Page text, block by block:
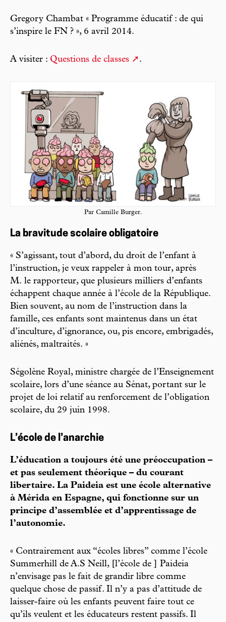
Gregory Chambat « Programme éducatif : de qui
s’inspire le FN ? », 6 avril 2014.
A visiter : Questions de classes .
Par Camille Burger.
La bravitude scolaire obligatoire
« S’agissant, tout d’abord, du droit de l’enfant à
l’instruction, je veux rappeler à mon tour, après
M. le rapporteur, que plusieurs milliers d’enfants
échappent chaque année à l’école de la République.
Bien souvent, au nom de l’instruction dans la
famille, ces enfants sont maintenus dans un état
d’inculture, d’ignorance, ou, pis encore, embrigadés,
aliénés, maltraités. »
Ségolène Royal, ministre chargée de l’Enseignement
scolaire, lors d’une séance au Sénat, portant sur le
projet de loi relatif au renforcement de l’obligation
scolaire, du 29 juin 1998.
L’école de l’anarchie
L’éducation a toujours été une préoccupation –
et pas seulement théorique – du courant
libertaire. La Paideia est une école alternative
à Mérida en Espagne, qui fonctionne sur un
principe d’assemblée et d’apprentissage de
l’autonomie.
« Contrairement aux “écoles libres” comme l’école
Summerhill de A.S Neill, [l’école de ] Paideia
n’envisage pas le fait de grandir libre comme
quelque chose de passif. Il n’y a pas d’attitude de
laisser-faire où les enfants peuvent faire tout ce
qu’ils veulent et les éducateurs restent passifs. Il